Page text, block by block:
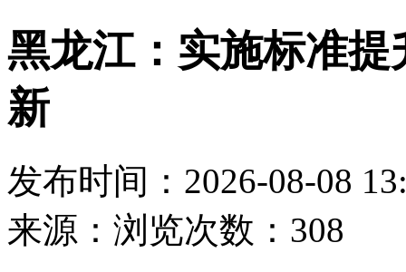
黑龙江：实施标准
新
发布时间：2026-08-08
来源： 浏览次数：308